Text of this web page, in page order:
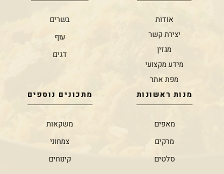
אודות
יצירת קשר
מגזין
מידע מקצועי
מפת אתר
בשרים
עוף
דגים
מנות ראשונות
מאפים
מרקים
סלטים
מתכונים נוספים
משקאות
צמחוני
קינוחים